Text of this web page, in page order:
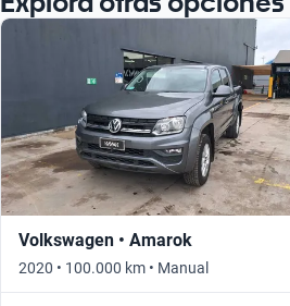
Volkswagen • Amarok
2020 • 100.000 km • Manual